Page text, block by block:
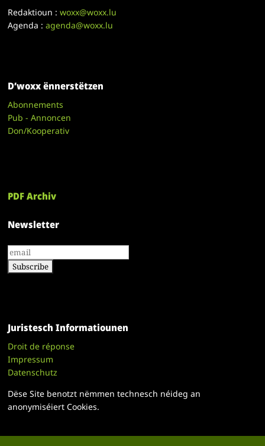
Redaktioun :woxx@woxx.lu
Agenda :agenda@woxx.lu
D’woxx ënnerstëtzen
Abonnements
Pub - Annoncen
Don/Kooperativ
PDF Archiv
Newsletter
Juristesch Informatiounen
Droit de réponse
Impressum
Datenschutz
Dëse Site benotzt nëmmen technesch néideg an
anonymiséiert Cookies.